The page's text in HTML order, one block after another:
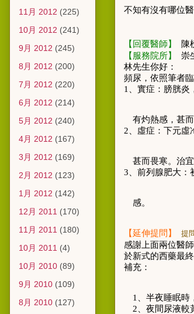
不知有沒有哪位
【回覆醫師】 陳
【服務院所】
崇
林先生你好：
頻尿，依照筆者
1
、實症：膀胱
有灼熱感，甚
2 、虛症：下元
甚而畏寒。治
3 、前列腺肥大
感。
【延伸提問】 提
感謝上面兩位醫
於新式的西藥最
補充：
1 、半夜睡眠時
2
夜間尿液較
11月 2012 (225)
10月 2012 (241)
9月 2012 (245)
8月 2012 (200)
7月 2012 (220)
6月 2012 (214)
5月 2012 (240)
4月 2012 (167)
3月 2012 (169)
2月 2012 (123)
1月 2012 (142)
12月 2011 (170)
11月 2011 (180)
10月 2011 (4)
10月 2010 (89)
9月 2010 (109)
8月 2010 (127)